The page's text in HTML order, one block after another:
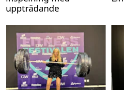
Kontakta oss
Om cookies
Hantera preferenser
Alla ämnen
Våra skribenter
uppträdande